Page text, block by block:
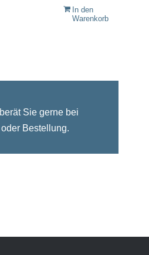
In den
Warenkorb
Sie gerne bei
Bestellung.